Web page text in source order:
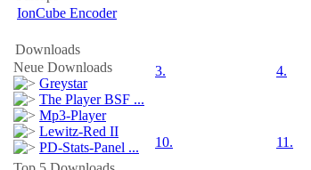
IonCube Encoder
Downloads
Neue Downloads
Greystar
The Player BSF ...
Mp3-Player
Lewitz-Red II
PD-Stats-Panel ...
3. 4.
10. 11.